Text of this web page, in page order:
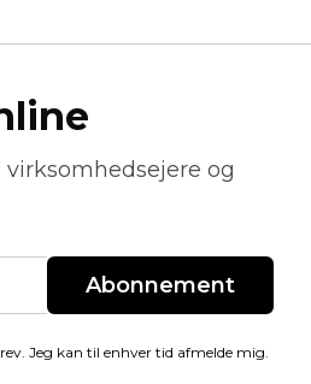
og
Abonnement
Jeg kan til enhver tid afmelde mig.